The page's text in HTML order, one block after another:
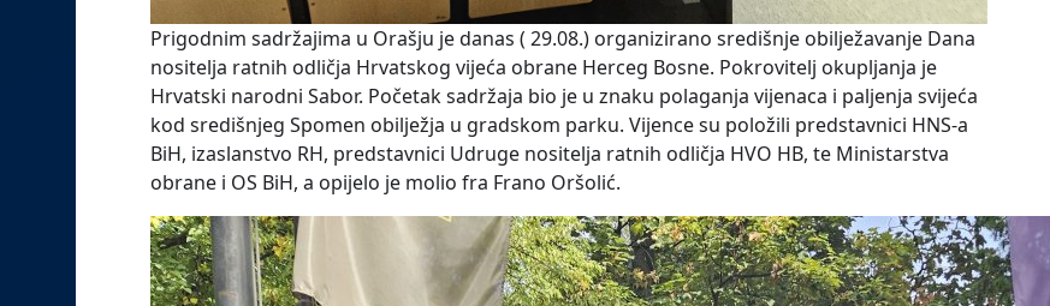
Prigodnim sadržajima u Orašju je danas ( 29.08.) organizirano središnje obilježavanje Dana
nositelja ratnih odličja Hrvatskog vijeća obrane Herceg Bosne. Pokrovitelj okupljanja je
Hrvatski narodni Sabor. Početak sadržaja bio je u znaku polaganja vijenaca i paljenja svijeća
kod središnjeg Spomen obilježja u gradskom parku. Vijence su položili predstavnici HNS-a
BiH, izaslanstvo RH, predstavnici Udruge nositelja ratnih odličja HVO HB, te Ministarstva
obrane i OS BiH, a opijelo je molio fra Frano Oršolić.